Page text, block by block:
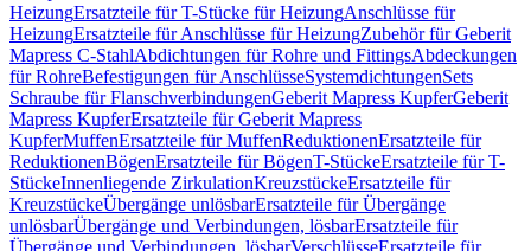
HeizungErsatzteile für T-Stücke für HeizungAnschlüsse für
HeizungErsatzteile für Anschlüsse für HeizungZubehör für Geberit
Mapress C-StahlAbdichtungen für Rohre und FittingsAbdeckungen
für RohreBefestigungen für AnschlüsseSystemdichtungenSets
Schraube für FlanschverbindungenGeberit Mapress KupferGeberit
Mapress KupferErsatzteile für Geberit Mapress
KupferMuffenErsatzteile für MuffenReduktionenErsatzteile für
ReduktionenBögenErsatzteile für BögenT-StückeErsatzteile für T-
StückeInnenliegende ZirkulationKreuzstückeErsatzteile für
KreuzstückeÜbergänge unlösbarErsatzteile für Übergänge
unlösbarÜbergänge und Verbindungen, lösbarErsatzteile für
Übergänge und Verbindungen, lösbarVerschlüsseErsatzteile für